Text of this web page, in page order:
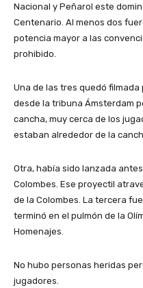
Nacional y Peñarol este
Centenario. Al menos dos
potencia mayor a las
prohibido.
Una de las tres quedó
desde la tribuna Ámsterdam
cancha, muy cerca de los
estaban alrededor de la
Otra, había sido lanzada
Colombes. Ese proyectil
de la Colombes. La tercera
terminó en el pulmón de la
Homenajes.
No hubo personas heridas
jugadores.